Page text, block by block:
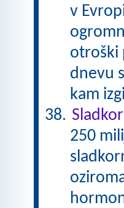
v
otroški
dnevu
kam
250